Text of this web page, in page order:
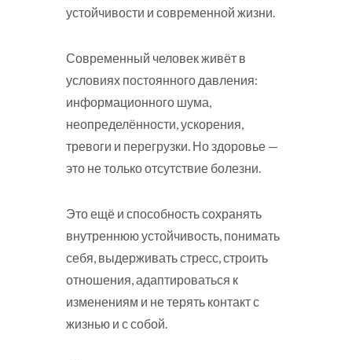
устойчивости и современной жизни.
Современный человек живёт в
условиях постоянного давления:
информационного шума,
неопределённости, ускорения,
тревоги и перегрузки. Но здоровье —
это не только отсутствие болезни.
Это ещё и способность сохранять
внутреннюю устойчивость, понимать
себя, выдерживать стресс, строить
отношения, адаптироваться к
изменениям и не терять контакт с
жизнью и с собой.